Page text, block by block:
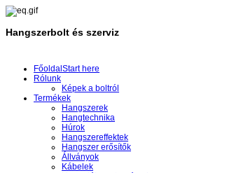
Hangszerbolt és szerviz
Főoldal Start here
Rólunk
Képek a boltról
Termékek
Hangszerek
Hangtechnika
Húrok
Hangszereffektek
Hangszer erősítők
Állványok
Kábelek